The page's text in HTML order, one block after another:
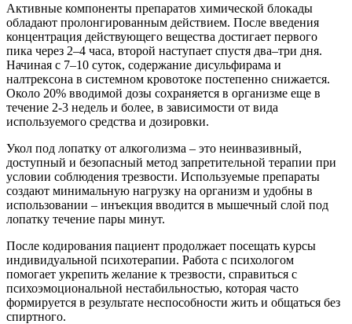
Активные компоненты препаратов химической блокады
обладают пролонгированным действием. После введения
концентрация действующего вещества достигает первого
пика через 2–4 часа, второй наступает спустя два–три дня.
Начиная с 7–10 суток, содержание дисульфирама и
налтрексона в системном кровотоке постепенно снижается.
Около 20% вводимой дозы сохраняется в организме еще в
течение 2-3 недель и более, в зависимости от вида
используемого средства и дозировки.
Укол под лопатку от алкоголизма – это неинвазивный,
доступный и безопасный метод запретительной терапии при
условии соблюдения трезвости. Используемые препараты
создают минимальную нагрузку на организм и удобны в
использовании – инъекция вводится в мышечный слой под
лопатку течение пары минут.
После кодирования пациент продолжает посещать курсы
индивидуальной психотерапии. Работа с психологом
помогает укрепить желание к трезвости, справиться с
психоэмоциональной нестабильностью, которая часто
формируется в результате неспособности жить и общаться без
спиртного.